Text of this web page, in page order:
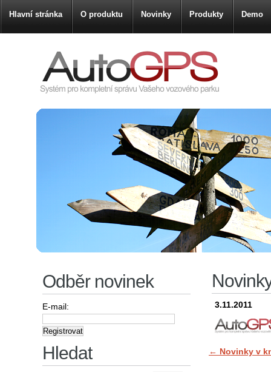
Hlavní stránka O produktu Novinky Produkty Demo
Odběr novinek
E-mail:
Hledat
3.11.2011
← Novinky v